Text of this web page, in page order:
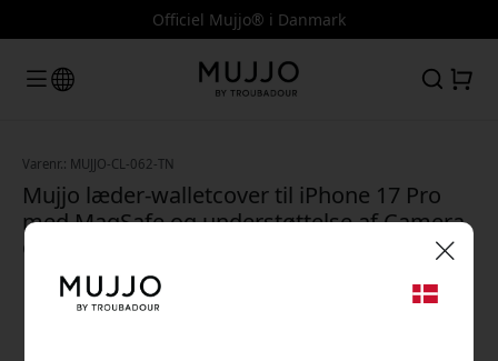
Officiel Mujjo® i Danmark
Varenr.: MUJJO-CL-062-TN
Mujjo læder-walletcover til iPhone 17 Pro
med MagSafe og understøttelse af Camera
Control til 2–3 kort - Tan
🎉 Din rabatkode: